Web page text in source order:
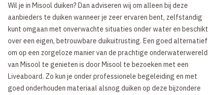
Wil je in Misool duiken? Dan adviseren wij om alleen bij deze
aanbieders te duiken wanneer je zeer ervaren bent, zelfstandig
kunt omgaan met onverwachte situaties onder water en beschikt
over een eigen, betrouwbare duikuitrusting. Een goed alternatief
om op een zorgeloze manier van de prachtige onderwaterwereld
van Misool te genieten is door Misool te bezoeken met een
Liveaboard. Zo kun je onder professionele begeleiding en met
goed onderhouden materiaal alsnog duiken op deze bijzondere